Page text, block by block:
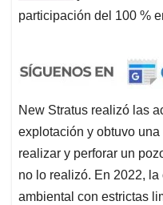
participación del 100 %
New Stratus realizó las
explotación y obtuvo
realizar y perforar un
no lo realizó. En 2022,
ambiental con estrictas